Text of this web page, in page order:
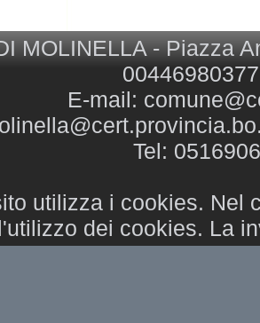
MOLINELLA - Piazza
E-mail:
Tel:
utilizza i cookies. Nel
dei cookies. La